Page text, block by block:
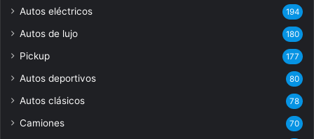
Autos eléctricos 194
Autos de lujo 180
Pickup 177
Autos deportivos 80
Autos clásicos 78
Camiones 70